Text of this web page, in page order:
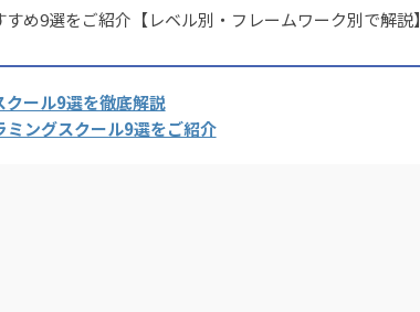
め9選をご紹介【レベル別・フレームワーク別で解説】
ール9選を徹底解説
ングスクール9選をご紹介